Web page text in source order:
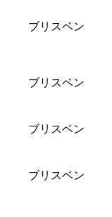
ブリスベン
ブリスベン
ブリスベン
ブリスベン